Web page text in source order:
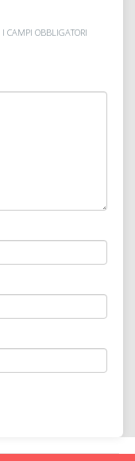
I CAMPI OBBLIGATORI